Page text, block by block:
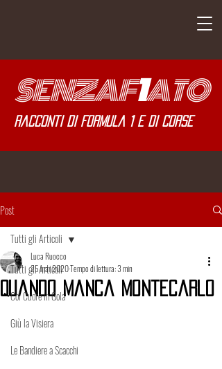
SENZAF1ATO
Racconti di Formula 1 e di corse
Post
Tutti gli Articoli
Col Cuore in Gola
Giù la Visiera
Le Bandiere a Scacchi
Tutti gli Articoli
Quando Manca Montecarlo
Luca Ruocco
25 mar 2020Tempo di lettura: 3 min